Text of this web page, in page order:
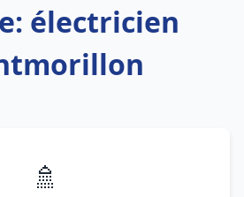
électricien
🚿